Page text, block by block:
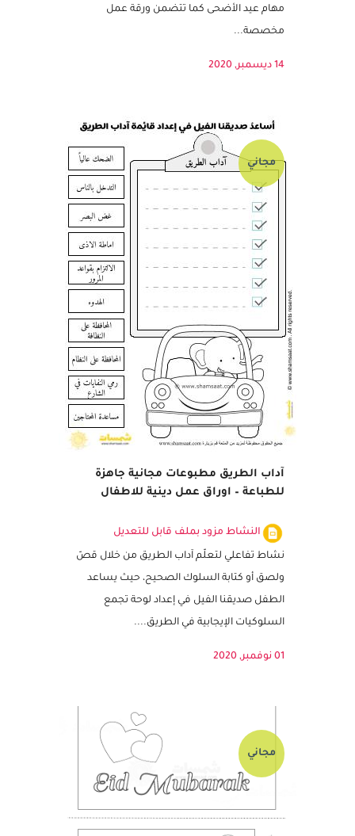
خطتي في رمضان مهام رمضان مهام عيد الفطر
مهام عيد الأضحى كما تتضمن ورقة عمل
مخصصة...
آداب الطريق مطبوعات مجانية جاهزة
مجاني
النشاط مزود بملف قابل للتعديل
نشاط تفاعلي لتعلّم آداب الطريق من خلال قصّ
ولصق أو كتابة السلوك الصحيح، حيث يساعد
الطفل صديقنا الفيل في إعداد لوحة تجمع
السلوكيات الإيجابية في الطريق....
مجاني